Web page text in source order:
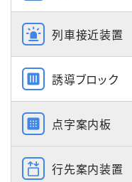
列車接近装置
誘導ブロック
点字案内板
行先案内装置